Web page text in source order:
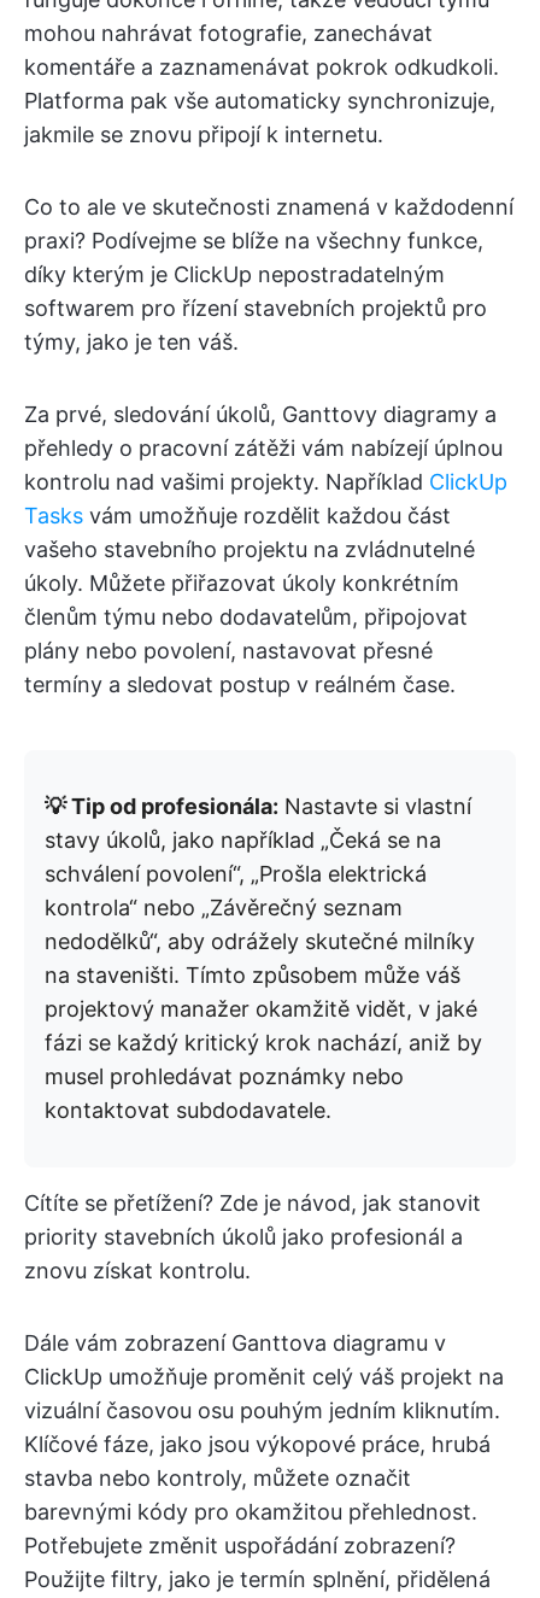
mohou nahrávat fotografie, zanechávat
komentáře a zaznamenávat pokrok odkudkoli.
Platforma pak vše automaticky synchronizuje,
jakmile se znovu připojí k internetu.
Co to ale ve skutečnosti znamená v každodenní
praxi? Podívejme se blíže na všechny funkce,
díky kterým je ClickUp nepostradatelným
softwarem pro řízení stavebních projektů pro
týmy, jako je ten váš.
Za prvé, sledování úkolů, Ganttovy diagramy a
přehledy o pracovní zátěži vám nabízejí úplnou
kontrolu nad vašimi projekty. Například ClickUp
Tasks vám umožňuje rozdělit každou část
vašeho stavebního projektu na zvládnutelné
úkoly. Můžete přiřazovat úkoly konkrétním
členům týmu nebo dodavatelům, připojovat
plány nebo povolení, nastavovat přesné
termíny a sledovat postup v reálném čase.
💡 Tip od profesionála: Nastavte si vlastní
stavy úkolů, jako například „Čeká se na
schválení povolení“, „Prošla elektrická
kontrola“ nebo „Závěrečný seznam
nedodělků“, aby odrážely skutečné milníky
na staveništi. Tímto způsobem může váš
projektový manažer okamžitě vidět, v jaké
fázi se každý kritický krok nachází, aniž by
musel prohledávat poznámky nebo
kontaktovat subdodavatele.
Cítíte se přetížení? Zde je návod, jak stanovit
priority stavebních úkolů jako profesionál a
znovu získat kontrolu.
Dále vám zobrazení Ganttova diagramu v
ClickUp umožňuje proměnit celý váš projekt na
vizuální časovou osu pouhým jedním kliknutím.
Klíčové fáze, jako jsou výkopové práce, hrubá
stavba nebo kontroly, můžete označit
barevnými kódy pro okamžitou přehlednost.
Potřebujete změnit uspořádání zobrazení?
Použijte filtry, jako je termín splnění, přidělená